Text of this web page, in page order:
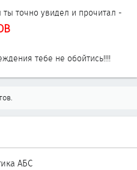
точно увидел и прочитал -
тебе не обойтись!!!!
АБС